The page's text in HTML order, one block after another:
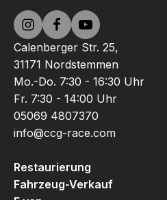
Calenberger Str. 25,
31171 Nordstemmen
Mo.-Do. 7:30 - 16:30 Uhr
Fr. 7:30 - 14:00 Uhr
05069 4807370
info@ccg-race.com
Restaurierung
Fahrzeug-Verkauf